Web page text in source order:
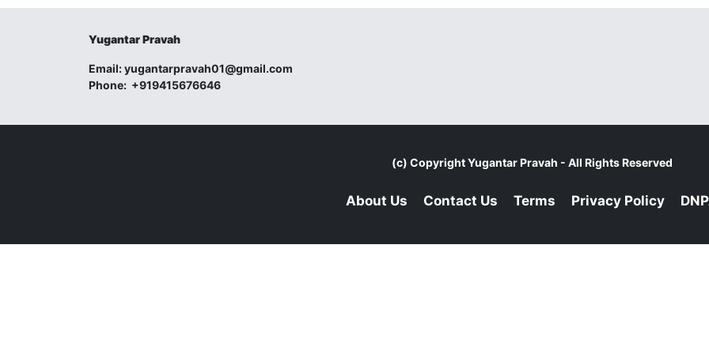
Yugantar Pravah
Email:yugantarpravah01@gmail.com
Phone: +919415676646
(c) CopyrightYugantar Pravah - All Rights Reserved
About Us Contact Us Terms Privacy Policy